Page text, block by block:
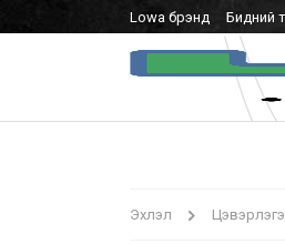
Lowa брэнд Бидний
Эхлэл